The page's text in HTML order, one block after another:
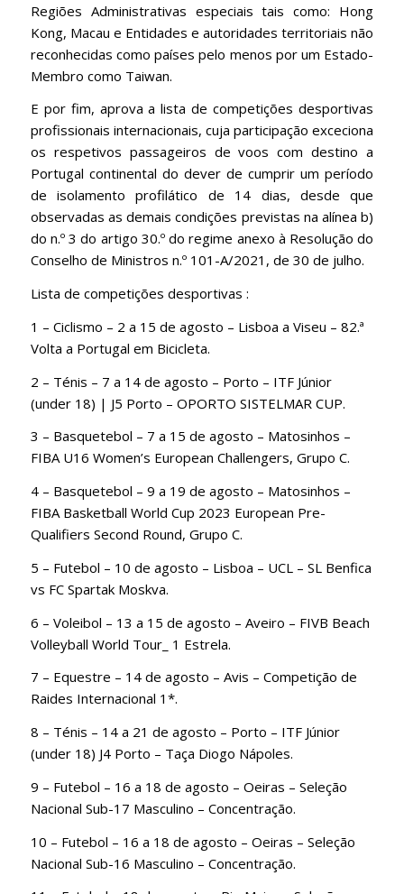
Regiões Administrativas especiais tais como: Hong
Kong, Macau e Entidades e autoridades territoriais não
reconhecidas como países pelo menos por um Estado-
Membro como Taiwan.
E por fim, aprova a lista de competições desportivas
profissionais internacionais, cuja participação exceciona
os respetivos passageiros de voos com destino a
Portugal continental do dever de cumprir um período
de isolamento profilático de 14 dias, desde que
observadas as demais condições previstas na alínea b)
do n.º 3 do artigo 30.º do regime anexo à Resolução do
Conselho de Ministros n.º 101-A/2021, de 30 de julho.
Lista de competições desportivas :
1 – Ciclismo – 2 a 15 de agosto – Lisboa a Viseu – 82.ª
Volta a Portugal em Bicicleta.
2 – Ténis – 7 a 14 de agosto – Porto – ITF Júnior
(under 18) | J5 Porto – OPORTO SISTELMAR CUP.
3 – Basquetebol – 7 a 15 de agosto – Matosinhos –
FIBA U16 Women’s European Challengers, Grupo C.
4 – Basquetebol – 9 a 19 de agosto – Matosinhos –
FIBA Basketball World Cup 2023 European Pre-
Qualifiers Second Round, Grupo C.
5 – Futebol – 10 de agosto – Lisboa – UCL – SL Benfica
vs FC Spartak Moskva.
6 – Voleibol – 13 a 15 de agosto – Aveiro – FIVB Beach
Volleyball World Tour_ 1 Estrela.
7 – Equestre – 14 de agosto – Avis – Competição de
Raides Internacional 1*.
8 – Ténis – 14 a 21 de agosto – Porto – ITF Júnior
(under 18) J4 Porto – Taça Diogo Nápoles.
9 – Futebol – 16 a 18 de agosto – Oeiras – Seleção
Nacional Sub-17 Masculino – Concentração.
10 – Futebol – 16 a 18 de agosto – Oeiras – Seleção
Nacional Sub-16 Masculino – Concentração.